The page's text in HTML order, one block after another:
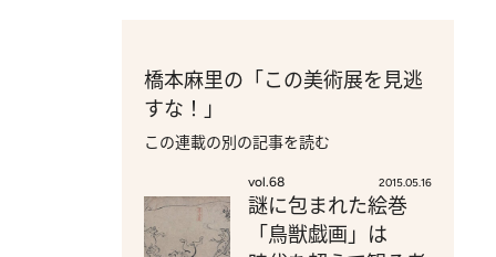
橋本麻里の「この美術展を見逃
すな！」
この連載の別の記事を読む
vol.68 2015.05.16
謎に包まれた絵巻
「鳥獣戯画」は